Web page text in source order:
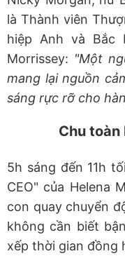
là Thành viên
hiệp Anh và Bắc
Morrissey: "Một
mang lại nguồn
sáng rực rỡ cho
Chu toàn
5h sáng đến 11h
CEO" của Helena
con quay chuyển
không cần biết
xếp thời gian đồng